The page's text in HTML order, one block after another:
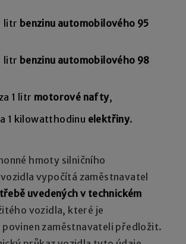
litr benzinu automobilového 95
litr benzinu automobilového 98
1 litr motorové nafty,
1 kilowatthodinu elektřiny.
hmoty silničního
vypočítá zaměstnavatel
uvedených v technickém
vozidla, které je
povinen zaměstnavateli předložit.